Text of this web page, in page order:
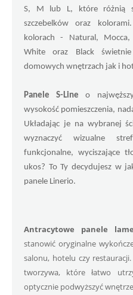
S, M lub L, które różnią
szczebelków oraz
kolorach - Natural, Mocca,
White oraz Black
domowych wnętrzach jak i
Panele S-Line o
wysokość pomieszczenia,
Układając je na wybranej
wyznaczyć wizualne
funkcjonalne, wyciszające
ukos? To Ty decydujesz w
panele Linerio.
Antracytowe panele
stanowić oryginalne
salonu, hotelu czy
tworzywa, które łatwo
optycznie podwyższyć